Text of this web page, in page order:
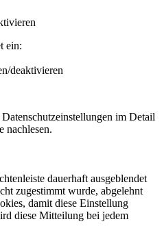
ein:
deaktivieren
im Detail
nachlesen.
dauerhaft ausgeblendet
zugestimmt wurde, abgelehnt
damit diese Einstellung
diese Mitteilung bei jedem